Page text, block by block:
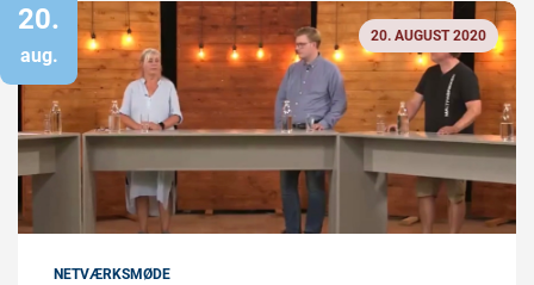
20.
aug.
20. AUGUST 2020
NETVÆRKSMØDE